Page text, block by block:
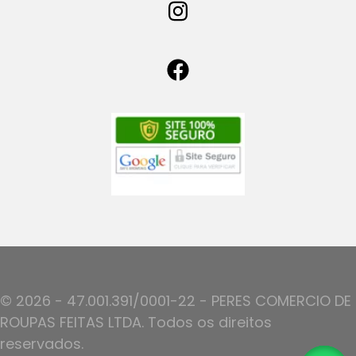
© 2026 - 47.001.391/0001-22 - PERES COMERCIO DE
ROUPAS FEITAS LTDA. Todos os direitos
reservados.